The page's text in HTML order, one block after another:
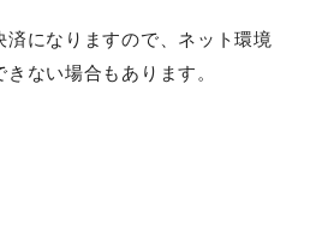
済になりますので、ネット環境
ない場合もあります。